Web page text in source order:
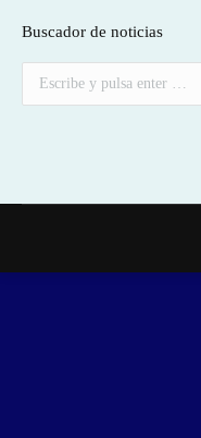
Buscador de noticias